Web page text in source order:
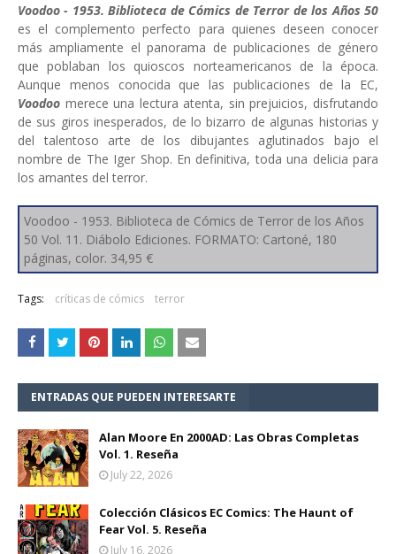
Voodoo - 1953. Biblioteca de Cómics de Terror de los Años 50
es el complemento perfecto para quienes deseen conocer
más ampliamente el panorama de publicaciones de género
que poblaban los quioscos norteamericanos de la época.
Aunque menos conocida que las publicaciones de la EC,
Voodoo merece una lectura atenta, sin prejuicios, disfrutando
de sus giros inesperados, de lo bizarro de algunas historias y
del talentoso arte de los dibujantes aglutinados bajo el
nombre de The Iger Shop. En definitiva, toda una delicia para
los amantes del terror.
Voodoo - 1953. Biblioteca de Cómics de Terror de los Años
50 Vol. 11. Diábolo Ediciones. FORMATO: Cartoné, 180
páginas, color. 34,95 €
Tags: críticas de cómics terror
ENTRADAS QUE PUEDEN INTERESARTE
Alan Moore En 2000AD: Las Obras Completas
Vol. 1. Reseña
July 22, 2026
Colección Clásicos EC Comics: The Haunt of
Fear Vol. 5. Reseña
July 16, 2026